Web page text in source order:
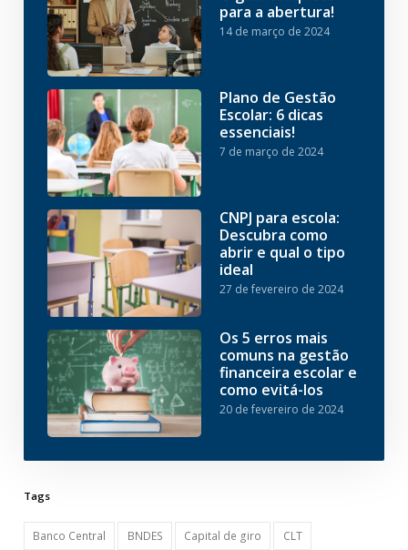
para a abertura!
14 de março de 2024
Plano de Gestão
Escolar: 6 dicas
essenciais!
7 de março de 2024
CNPJ para escola:
Descubra como
abrir e qual o tipo
ideal
27 de fevereiro de 2024
Os 5 erros mais
comuns na gestão
financeira escolar e
como evitá-los
20 de fevereiro de 2024
Tags
Banco Central BNDES Capital de giro
CLT